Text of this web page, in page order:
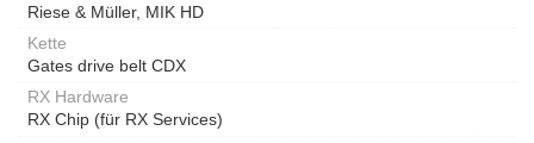
Riese & Müller, MIK HD
Kette
Gates drive belt CDX
RX Hardware
RX Chip (für RX Services)